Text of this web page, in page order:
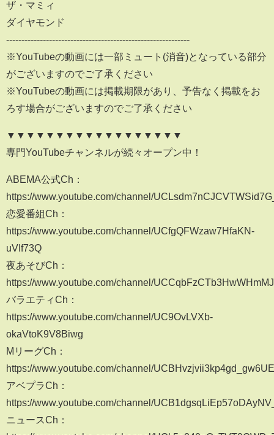
ザ・マミィ
ダイヤモンド
------------------------------------------------------------
※YouTubeの動画には一部ミュート(消音)となっている部分
がございますのでご了承ください
※YouTubeの動画には掲載期限があり、予告なく掲載をお
ろす場合がございますのでご了承ください
▼▼▼▼▼▼▼▼▼▼▼▼▼▼▼▼▼▼
専門YouTubeチャンネルが続々オープン中！
ABEMA公式Ch：
https://www.youtube.com/channel/
恋愛番組Ch：
https://www.youtube.com/channel/UCfgQFWzaw7HfaKN-
uVIf73Q
夜あそびCh：
https://www.youtube.com/channel/
バラエティCh：
https://www.youtube.com/channel/UC9OvLVXb-
okaVtoK9V8Biwg
MリーグCh：
https://www.youtube.com/channel/
アベプラCh：
https://www.youtube.com/channel/
ニュースCh：